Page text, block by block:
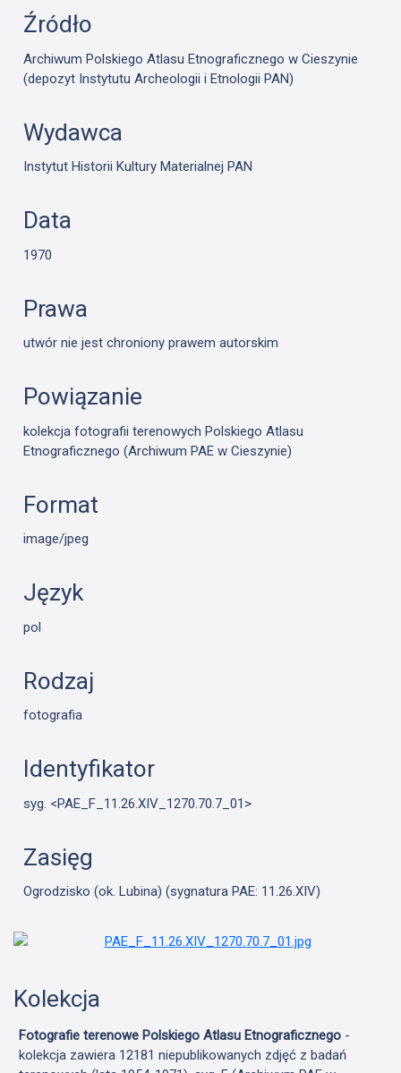
Źródło
Archiwum Polskiego Atlasu Etnograficznego w Cieszynie
(depozyt Instytutu Archeologii i Etnologii PAN)
Wydawca
Instytut Historii Kultury Materialnej PAN
Data
1970
Prawa
utwór nie jest chroniony prawem autorskim
Powiązanie
kolekcja fotografii terenowych Polskiego Atlasu
Etnograficznego (Archiwum PAE w Cieszynie)
Format
image/jpeg
Język
pol
Rodzaj
fotografia
Identyfikator
syg. <PAE_F_11.26.XIV_1270.70.7_01>
Zasięg
Ogrodzisko (ok. Lubina) (sygnatura PAE: 11.26.XIV)
Kolekcja
Fotografie terenowe Polskiego Atlasu Etnograficznego -
kolekcja zawiera 12181 niepublikowanych zdjęć z badań